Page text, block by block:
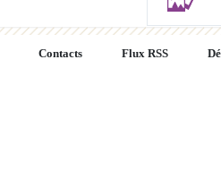
Contacts Flux RSS